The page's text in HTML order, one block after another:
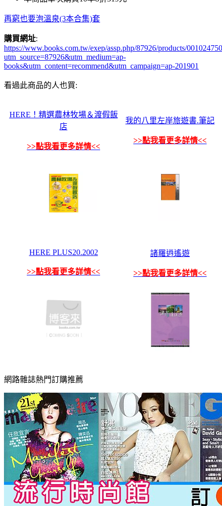
再窮也要泡溫泉(3本合集)套
購買網址:
https://www.books.com.tw/exep/assp.php/87926/products/
utm_source=87926&utm_medium=ap-
books&utm_content=recommend&utm_campaign=ap-201901
看過此商品的人也買:
HERE！精選農林牧場＆渡假飯
店
>>點我看更多詳情<<
我的八里左岸旅遊書.筆記
>>點我看更多詳情<<
HERE PLUS20.2002
>>點我看更多詳情<<
諸羅逍遙遊
>>點我看更多詳情<<
網路雜誌熱門訂購推薦